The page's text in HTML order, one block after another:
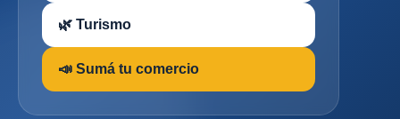
🌿 Turismo
📣 Sumá tu comercio